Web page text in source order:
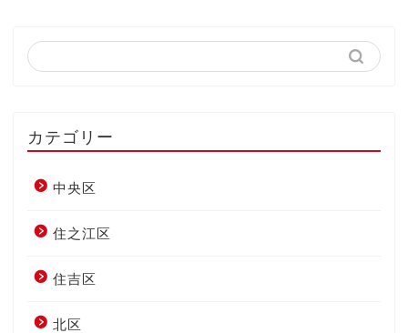
カテゴリー
中央区
住之江区
住吉区
北区